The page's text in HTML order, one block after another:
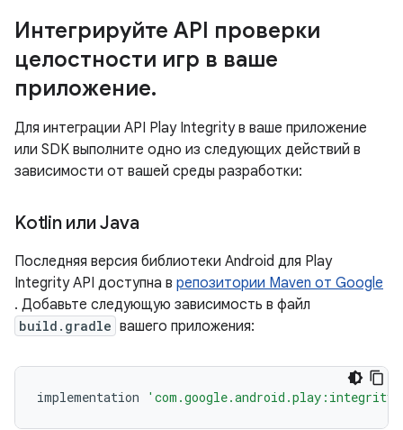
Интегрируйте API проверки
целостности игр в ваше
приложение.
Для интеграции API Play Integrity в ваше приложение
или SDK выполните одно из следующих действий в
зависимости от вашей среды разработки:
Kotlin или Java
Последняя версия библиотеки Android для Play
Integrity API доступна в репозитории Maven от Google
. Добавьте следующую зависимость в файл
build.gradle вашего приложения:
implementation